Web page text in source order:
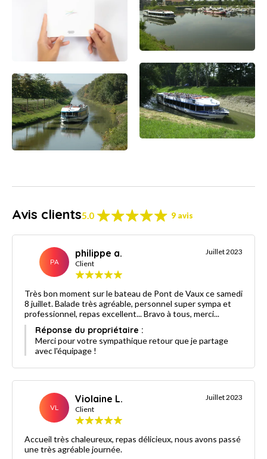
Avis clients5.0 9 avis
PA
philippe a.
Client
Juillet 2023
Très bon moment sur le bateau de Pont de Vaux ce samedi
8 juillet. Balade très agréable, personnel super sympa et
professionnel, repas excellent... Bravo à tous, merci...
Réponse du propriétaire :
Merci pour votre sympathique retour que je partage
avec l'équipage !
VL
Violaine L.
Client
Juillet 2023
Accueil très chaleureux, repas délicieux, nous avons passé
une très agréable journée.